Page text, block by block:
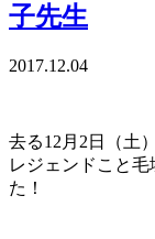
子先生
2017.12.04
去る12月2日（土
レジェンドこと
た！